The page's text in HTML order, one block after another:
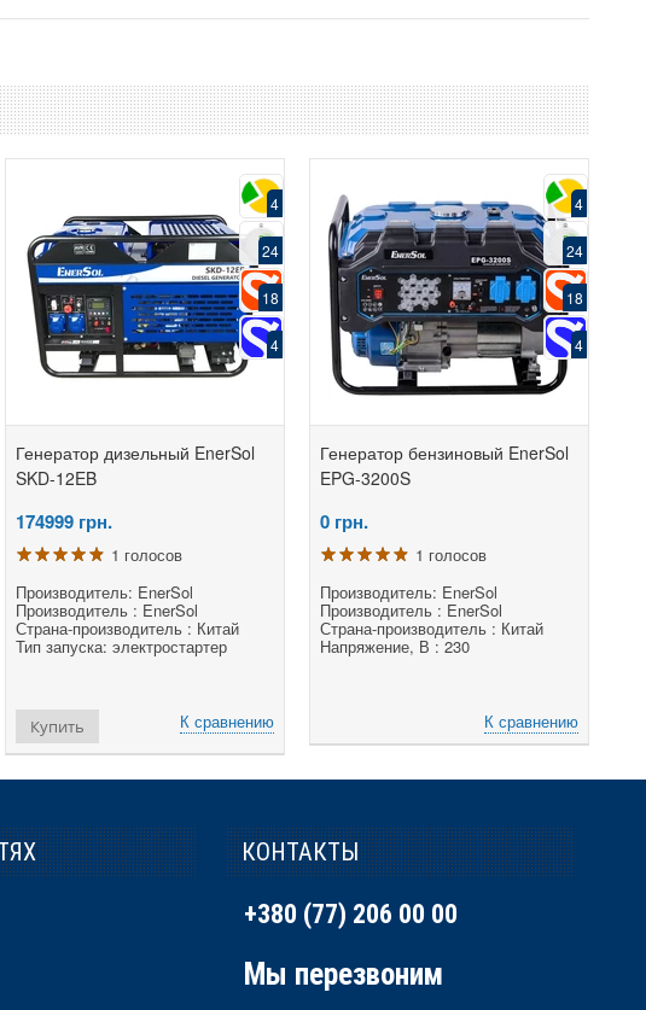
4
24
18
4
Генератор дизельный EnerSol
SKD-12EB
174999 грн.
1 голосов
Производитель: EnerSol
Производитель : EnerSol
Страна-производитель : Китай
Тип запуска: электростартер
К сравнению
Купить
4
24
18
4
Генератор бензиновый EnerSol
EPG-3200S
0 грн.
1 голосов
Производитель: EnerSol
Производитель : EnerSol
Страна-производитель : Китай
Напряжение, В : 230
К сравнению
КОНТАКТЫ
+380 (77) 206 00 00
Мы перезвоним